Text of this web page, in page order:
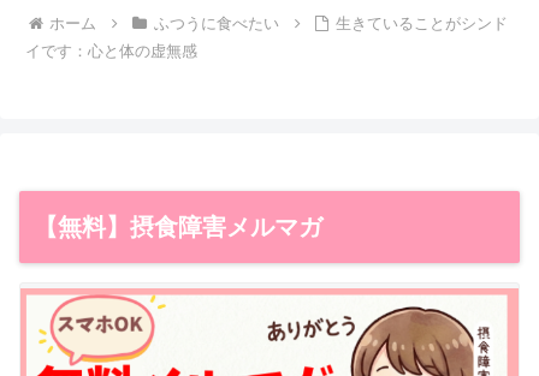
ホーム ふつうに食べたい
生きていることがシンド
イです：心と体の虚無感
【無料】摂食障害メルマガ